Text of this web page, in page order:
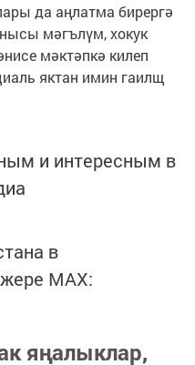
да аңлатма бирергә
мәгълүм, хокук
мәктәпкә килеп
яктан имин гаилщ
и интересным в
в
MАХ:
яңалыклар,